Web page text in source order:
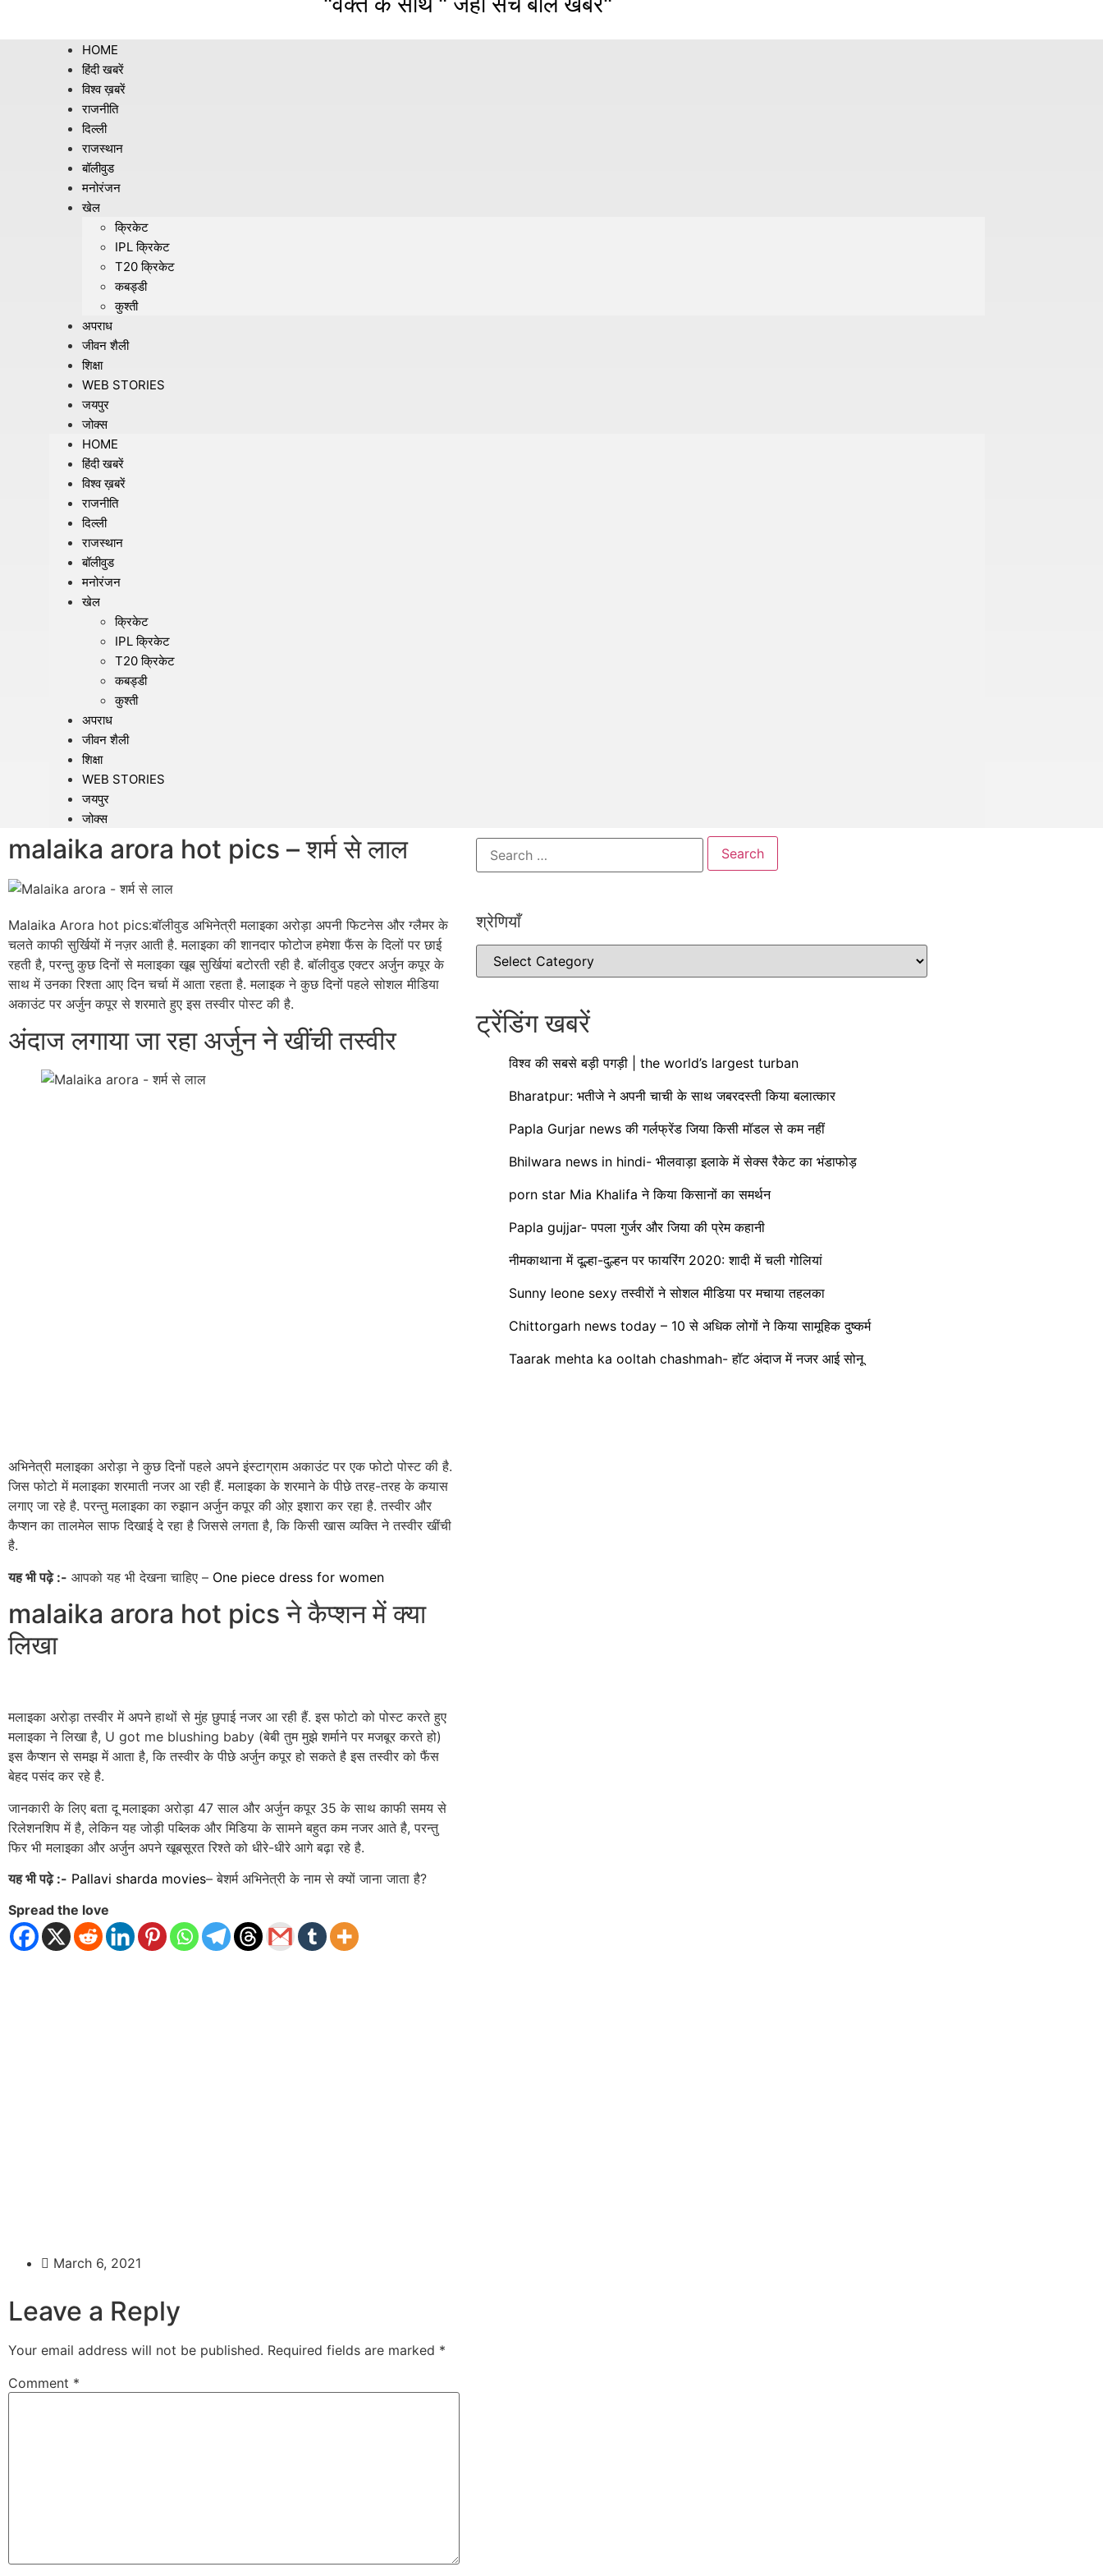
HOME
हिंदी खबरें
विश्व ख़बरें
राजनीति
दिल्ली
राजस्थान
बॉलीवुड
मनोरंजन
खेल
क्रिकेट
IPL क्रिकेट
T20 क्रिकेट
कबड्डी
कुश्ती
अपराध
जीवन शैली
शिक्षा
WEB STORIES
जयपुर
जोक्स
HOME
हिंदी खबरें
विश्व ख़बरें
राजनीति
दिल्ली
राजस्थान
बॉलीवुड
मनोरंजन
खेल
क्रिकेट
IPL क्रिकेट
T20 क्रिकेट
कबड्डी
कुश्ती
अपराध
जीवन शैली
शिक्षा
WEB STORIES
जयपुर
जोक्स
malaika arora hot pics – शर्म से लाल
Malaika Arora hot pics:बॉलीवुड अभिनेत्री मलाइका अरोड़ा अपनी फिटनेस और ग्लैमर के
चलते काफी सुर्खियों में नज़र आती है. मलाइका की शानदार फोटोज हमेशा फैंस के दिलों पर छाई
रहती है, परन्तु कुछ दिनों से मलाइका खूब सुर्खियां बटोरती रही है. बॉलीवुड एक्टर अर्जुन कपूर के
साथ में उनका रिश्ता आए दिन चर्चा में आता रहता है. मलाइक ने कुछ दिनों पहले सोशल मीडिया
अकाउंट पर अर्जुन कपूर से शरमाते हुए इस तस्वीर पोस्ट की है.
अंदाज लगाया जा रहा अर्जुन ने खींची तस्वीर
अभिनेत्री मलाइका अरोड़ा ने कुछ दिनों पहले अपने इंस्टाग्राम अकाउंट पर एक फोटो पोस्ट की है.
जिस फोटो में मलाइका शरमाती नजर आ रही हैं. मलाइका के शरमाने के पीछे तरह-तरह के कयास
लगाए जा रहे है. परन्तु मलाइका का रुझान अर्जुन कपूर की ओऱ इशारा कर रहा है. तस्वीर और
कैप्शन का तालमेल साफ दिखाई दे रहा है जिससे लगता है, कि किसी खास व्यक्ति ने तस्वीर खींची
है.
यह भी पढ़े :- आपको यह भी देखना चाहिए – One piece dress for women
malaika arora hot pics ने कैप्शन में क्या
लिखा
मलाइका अरोड़ा तस्वीर में अपने हाथों से मुंह छुपाई नजर आ रही हैं. इस फोटो को पोस्ट करते हुए
मलाइका ने लिखा है, U got me blushing baby (बेबी तुम मुझे शर्माने पर मजबूर करते हो)
इस कैप्शन से समझ में आता है, कि तस्वीर के पीछे अर्जुन कपूर हो सकते है इस तस्वीर को फैंस
बेहद पसंद कर रहे है.
जानकारी के लिए बता दू मलाइका अरोड़ा 47 साल और अर्जुन कपूर 35 के साथ काफी समय से
रिलेशनशिप में है, लेकिन यह जोड़ी पब्लिक और मिडिया के सामने बहुत कम नजर आते है, परन्तु
फिर भी मलाइका और अर्जुन अपने खूबसूरत रिश्ते को धीरे-धीरे आगे बढ़ा रहे है.
यह भी पढ़े :- Pallavi sharda movies– बेशर्म अभिनेत्री के नाम से क्यों जाना जाता है?
Spread the love
March 6, 2021
Leave a Reply
Your email address will not be published. Required fields are marked *
Comment *
श्रेणियाँ​​
ट्रेंडिंग खबरें
विश्व की सबसे बड़ी पगड़ी | the world’s largest turban
Bharatpur: भतीजे ने अपनी चाची के साथ जबरदस्ती किया बलात्कार
Papla Gurjar news की गर्लफ्रेंड जिया किसी मॉडल से कम नहीं
Bhilwara news in hindi- भीलवाड़ा इलाके में सेक्स रैकेट का भंडाफोड़
porn star Mia Khalifa ने किया किसानों का समर्थन
Papla gujjar- पपला गुर्जर और जिया की प्रेम कहानी
नीमकाथाना में दूल्हा-दुल्हन पर फायरिंग 2020: शादी में चली गोलियां
Sunny leone sexy तस्वीरों ने सोशल मीडिया पर मचाया तहलका
Chittorgarh news today – 10 से अधिक लोगों ने किया सामूहिक दुष्कर्म
Taarak mehta ka ooltah chashmah- हॉट अंदाज में नजर आई सोनू